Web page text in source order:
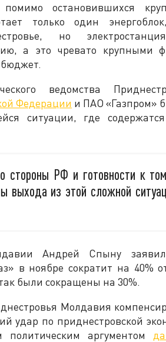
остановившихся
только один
но
а это чревато крупными
бюджет.
ведомства
Федерации и ПАО «Газпром»
ситуации, где
РФ и готовности к
выхода из этой сложной
Андрей Спыну
в ноябре сократит на 40%
были сокращены на 30%.
Молдавия
удар по приднестровской
политическим аргументом